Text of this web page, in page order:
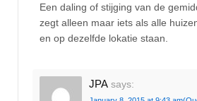
Een daling of stijging van de
zegt alleen maar iets als alle
en op dezelfde lokatie staan.
JPA says: